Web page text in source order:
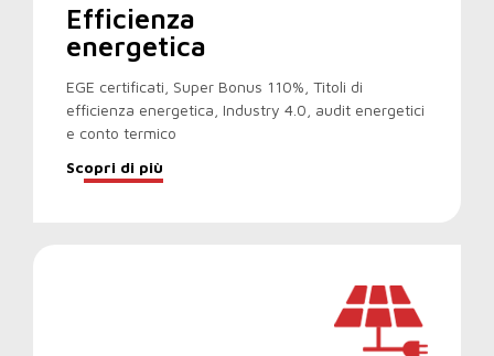
Efficienza
energetica
EGE certificati, Super Bonus 110%, Titoli di
efficienza energetica, Industry 4.0, audit energetici
e conto termico
Scopri di più